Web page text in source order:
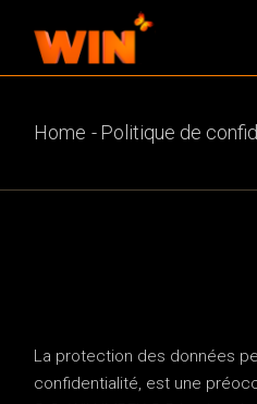
content
Home Politique de
La protection des données
confidentialité, est une